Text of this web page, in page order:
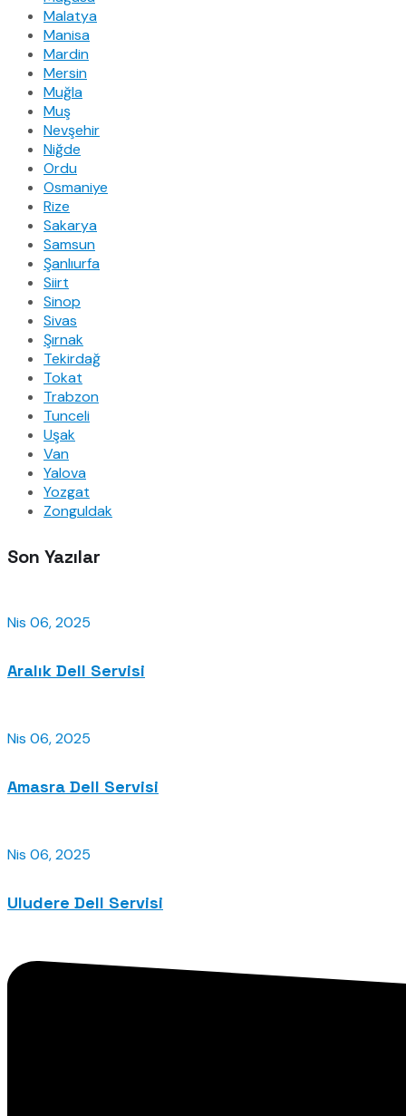
Malatya
Manisa
Mardin
Mersin
Muğla
Muş
Nevşehir
Niğde
Ordu
Osmaniye
Rize
Sakarya
Samsun
Şanlıurfa
Siirt
Sinop
Sivas
Şırnak
Tekirdağ
Tokat
Trabzon
Tunceli
Uşak
Van
Yalova
Yozgat
Zonguldak
Son Yazılar
Nis 06, 2025
Aralık Dell Servisi
Nis 06, 2025
Amasra Dell Servisi
Nis 06, 2025
Uludere Dell Servisi